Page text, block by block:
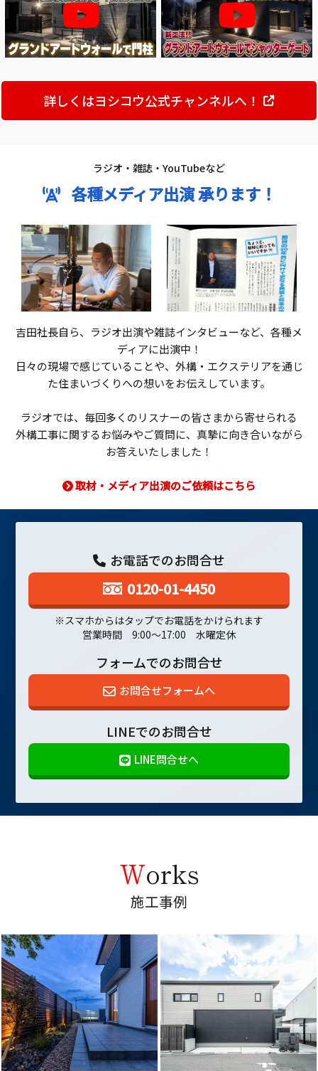
詳しくはヨシコウ公式チャンネルへ！
ラジオ・雑誌・YouTubeなど
各種メディア出演 承ります！
吉田社長自ら、ラジオ出演や雑誌インタビューなど、各種メ
ディアに出演中！
日々の現場で感じていることや、外構・エクステリアを通じ
た住まいづくりへの想いをお伝えしています。
ラジオでは、毎回多くのリスナーの皆さまから寄せられる
外構工事に関するお悩みやご質問に、真摯に向き合いながら
お答えいたしました！
取材・メディア出演のご依頼はこちら
お電話でのお問合せ
0120-01-4450
※スマホからはタップでお電話をかけられます
営業時間 9:00～17:00 水曜定休
フォームでのお問合せ
お問合せフォームへ
LINEでのお問合せ
LINE問合せへ
Works
施工事例